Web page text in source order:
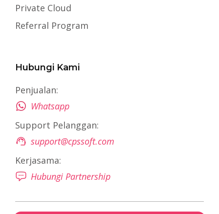
Private Cloud
Referral Program
Hubungi Kami
Penjualan:
Whatsapp
Support Pelanggan:
support@cpssoft.com
Kerjasama:
Hubungi Partnership